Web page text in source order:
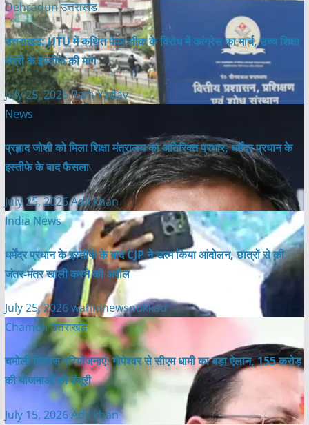
Dehradunउत्तराखंड
उत्तराखंड: UTU में कथित पेपर लीक के विरोध में कांग्रेस का मार्च, उच्च शिक्षा
मंत्री के इस्तीफे की मांग
July 25, 2026Ram Yadav
News
प्रह्लाद जोशी को मिला शिक्षा मंत्रालय का अतिरिक्त प्रभार, धर्मेंद्र प्रधान के
इस्तीफे के बाद फैसला
July 25, 2026Adil khan
India News
धर्मेंद्र प्रधान के इस्तीफे के बाद CJP ने खत्म किया आंदोलन, छात्रों से की
जंतर-मंतर खाली करने की अपील
July 25, 2026wahidnewsnukkad
Chamoliउत्तराखंड
चमोली विकास परियोजनाएं: गोपेश्वर से सीएम धामी का बड़ा ऐलान, 155 करोड़
की योजनाओं को मंजूरी
July 15, 2026Adil khan